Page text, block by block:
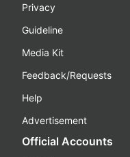
Privacy
Guideline
Media Kit
Feedback/Requests
Help
Advertisement
Official Accounts